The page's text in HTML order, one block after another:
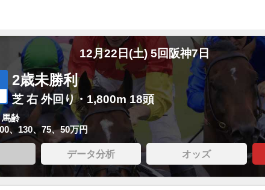
12月22日(土) 5回阪神7日
2歳未勝利
芝 右 外回り・1,800m 18頭
齢
、130、75、50万円
データ分析 オッズ